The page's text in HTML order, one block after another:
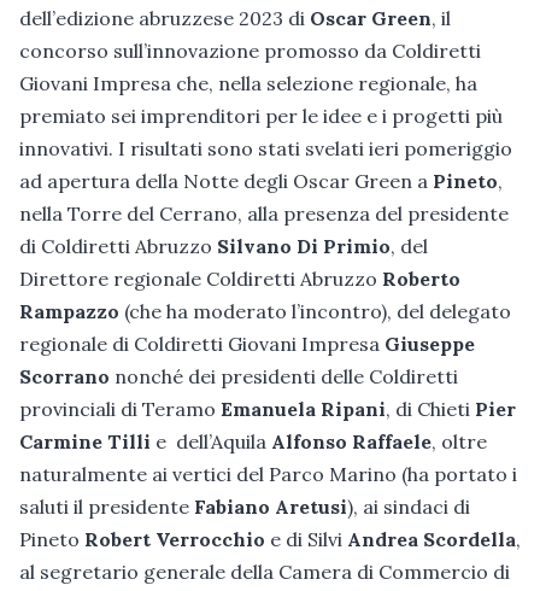
dell’edizione abruzzese 2023 di Oscar Green, il
concorso sull’innovazione promosso da Coldiretti
Giovani Impresa che, nella selezione regionale, ha
premiato sei imprenditori per le idee e i progetti più
innovativi. I risultati sono stati svelati ieri pomeriggio
ad apertura della Notte degli Oscar Green a Pineto,
nella Torre del Cerrano, alla presenza del presidente
di Coldiretti Abruzzo Silvano Di Primio, del
Direttore regionale Coldiretti Abruzzo Roberto
Rampazzo (che ha moderato l’incontro), del delegato
regionale di Coldiretti Giovani Impresa Giuseppe
Scorrano nonché dei presidenti delle Coldiretti
provinciali di Teramo Emanuela Ripani, di Chieti Pier
Carmine Tilli e dell’Aquila Alfonso Raffaele, oltre
naturalmente ai vertici del Parco Marino (ha portato i
saluti il presidente Fabiano Aretusi), ai sindaci di
Pineto Robert Verrocchio e di Silvi Andrea Scordella,
al segretario generale della Camera di Commercio di